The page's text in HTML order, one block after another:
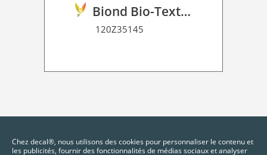
Biond Bio-Texture Decor Film 2D P HT
120Z35145
Chez decal®, nous utilisons des cookies pour personnaliser le contenu et
les publicités, fournir des fonctionnalités de médias sociaux et analyser